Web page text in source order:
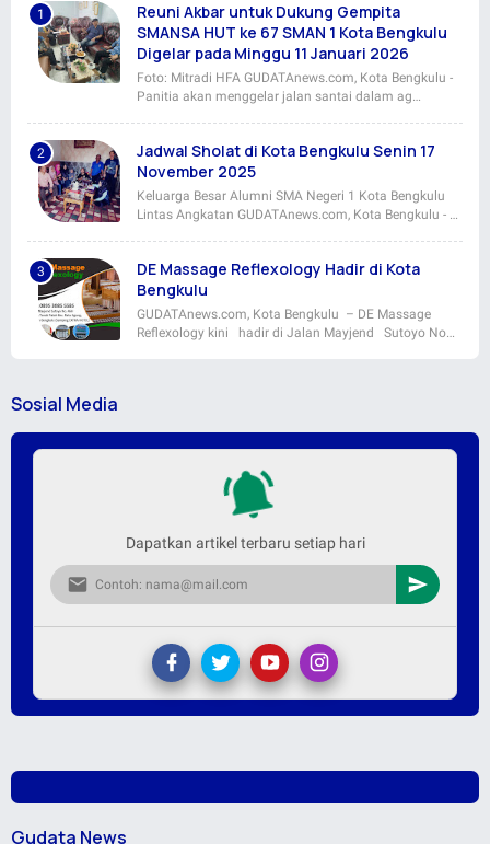
Reuni Akbar untuk Dukung Gempita
SMANSA HUT ke 67 SMAN 1 Kota Bengkulu
Digelar pada Minggu 11 Januari 2026
Foto: Mitradi HFA GUDATAnews.com, Kota Bengkulu -
Panitia akan menggelar jalan santai dalam ag…
Jadwal Sholat di Kota Bengkulu Senin 17
November 2025
Keluarga Besar Alumni SMA Negeri 1 Kota Bengkulu
Lintas Angkatan GUDATAnews.com, Kota Bengkulu - …
DE Massage Reflexology Hadir di Kota
Bengkulu
GUDATAnews.com, Kota Bengkulu – DE Massage
Reflexology kini hadir di Jalan Mayjend Sutoyo No…
Sosial Media
Dapatkan artikel terbaru setiap hari
Gudata News